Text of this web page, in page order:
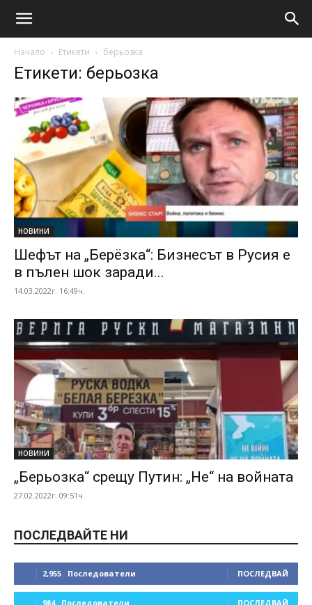
Начало Етикети берьозка
Етикети: берьозка
НОВИНИ
Шефът на „Берёзка“: Бизнесът в Русия е
в пълен шок заради...
14.03.2022г. 16:49ч.
НОВИНИ
„Берьозка“ срещу Путин: „Не“ на войната
27.02.2022г. 09:51ч.
ПОСЛЕДВАЙТЕ НИ
2,955 Последователи ПОСЛЕДВАЙ
984 Последователи ПОСЛЕДВАЙ